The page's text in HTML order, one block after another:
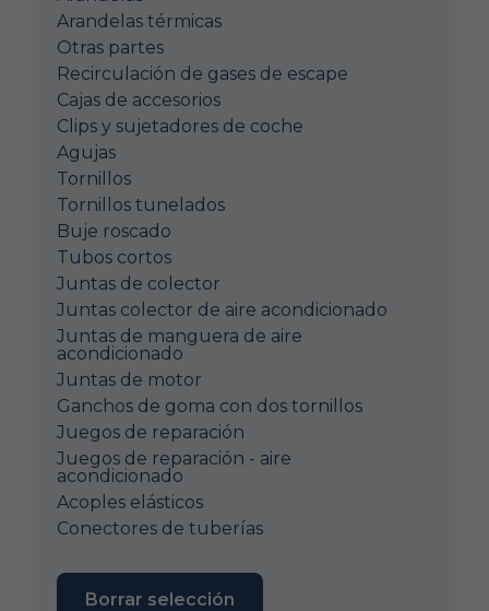
Arandelas térmicas
Otras partes
Recirculación de gases de escape
Cajas de accesorios
Clips y sujetadores de coche
Agujas
Tornillos
Tornillos tunelados
Buje roscado
Tubos cortos
Juntas de colector
Juntas colector de aire acondicionado
Juntas de manguera de aire
acondicionado
Juntas de motor
Ganchos de goma con dos tornillos
Juegos de reparación
Juegos de reparación - aire
acondicionado
Acoples elásticos
Conectores de tuberías
Borrar selección